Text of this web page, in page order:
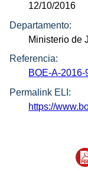
12/10/2016
Departamento:
Ministerio de
Referencia:
BOE-A-2016-
Permalink ELI:
https://